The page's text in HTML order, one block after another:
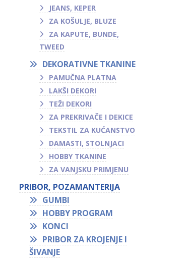
JEANS, KEPER
ZA KOŠULJE, BLUZE
ZA KAPUTE, BUNDE,
TWEED
DEKORATIVNE TKANINE
PAMUČNA PLATNA
LAKŠI DEKORI
TEŽI DEKORI
ZA PREKRIVAČE I DEKICE
TEKSTIL ZA KUĆANSTVO
DAMASTI, STOLNJACI
HOBBY TKANINE
ZA VANJSKU PRIMJENU
PRIBOR, POZAMANTERIJA
GUMBI
HOBBY PROGRAM
KONCI
PRIBOR ZA KROJENJE I
ŠIVANJE